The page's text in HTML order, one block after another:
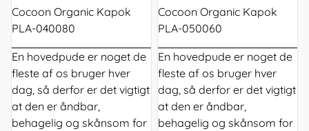
Cocoon Organic Kapok
PLA-040080
En hovedpude er noget de
fleste af os bruger hver
dag, så derfor er det vigtigt
at den er åndbar,
behagelig og skånsom for
Cocoon Organic Kapok
PLA-050060
En hovedpude er noget de
fleste af os bruger hver
dag, så derfor er det vigtigt
at den er åndbar,
behagelig og skånsom for